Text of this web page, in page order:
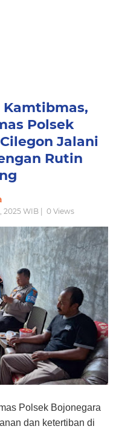
Kamtibmas,
Polsek
Jalani
Rutin
WIB | 0Views
Polsek Bojonegara
dan ketertiban di